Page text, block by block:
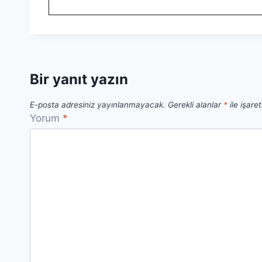
Bir yanıt yazın
E-posta adresiniz yayınlanmayacak. Gerekli alanlar * ile
Yorum *